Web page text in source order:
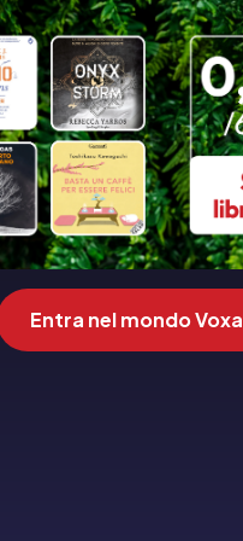
Entra nel mondo Voxa